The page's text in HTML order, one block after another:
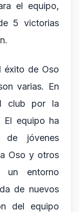
el equipo,
5 victorias
éxito de Oso
varias. En
club por la
El equipo ha
de jóvenes
Oso y otros
un entorno
de nuevos
del equipo